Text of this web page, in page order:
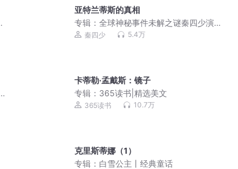
亚特兰蒂斯的真相
专辑：全球神秘事件未解之谜秦四少演
播 秦四少 5.4万
卡蒂勒·孟戴斯：镜子
专辑： 365读书|精选美文
365读书 10.7万
克里斯蒂娜（1）
专辑： 白雪公主丨经典童话